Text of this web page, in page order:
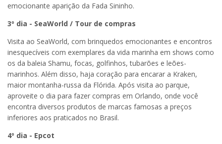
emocionante aparição da Fada Sininho.
3º dia - SeaWorld / Tour de compras
Visita ao SeaWorld, com brinquedos emocionantes e encontros
inesquecíveis com exemplares da vida marinha em shows como
os da baleia Shamu, focas, golfinhos, tubarões e leões-
marinhos. Além disso, haja coração para encarar a Kraken,
maior montanha-russa da Flórida. Após visita ao parque,
aproveite o dia para fazer compras em Orlando, onde você
encontra diversos produtos de marcas famosas a preços
inferiores aos praticados no Brasil.
4º dia - Epcot